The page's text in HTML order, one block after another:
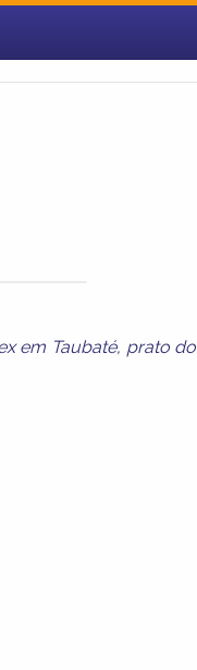
em Taubaté, prato do